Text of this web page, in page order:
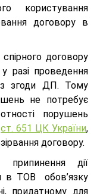
користування
договору в
договору
разі проведення
згоди ДП. Тому
не потребує
порушень
ст. 651 ЦК України,
договору.
припинення дії
в ТОВ обов’язку
придатному для